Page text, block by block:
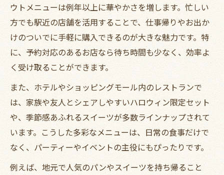
ウトメニューは例年以上に華やかさを増します。忙しい
方でも駅近の店舗を活用することで、仕事帰りやお出か
けのついでに手軽に購入できるのが大きな魅力です。特
に、予約対応のあるお店なら待ち時間も少なく、効率よ
く受け取ることができます。
また、ホテルやショッピングモール内のレストランで
は、家族や友人とシェアしやすいハロウィン限定セット
や、季節感あふれるスイーツが多数ラインナップされて
います。こうした多彩なメニューは、日常の食事だけで
なく、パーティーやイベントの主役にもぴったりです。
例えば、地元で人気のパンやスイーツを持ち帰ること